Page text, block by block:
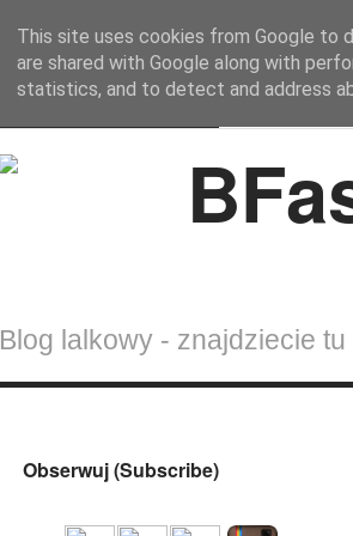
BFashions
Blog lalkowy - znajdziecie
Obserwuj (Subscribe)
This site uses cookies from Google to
are shared with Google along with
statistics, and to detect and address